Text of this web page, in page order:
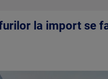
la import se